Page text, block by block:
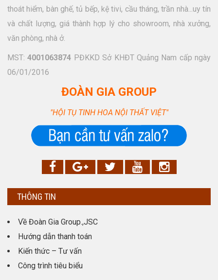
thoát hiểm, bàn ghế, tủ bếp, kệ tivi, cầu tháng, trần nhà...uy tín
và chất lượng, giá thành hợp lý cho showroom, nhà xưởng,
văn phòng, nhà ở.
MST:4001063874 PĐKKD Sở KHĐT Quảng Nam cấp ngày
06/01/2016
ĐOÀN GIA GROUP
"HỘI TỤ TINH HOA NỘI THẤT VIỆT"
THÔNG TIN
Về Đoàn Gia Group.,JSC
Hướng dẫn thanh toán
Kiến thức – Tư vấn
Công trình tiêu biểu